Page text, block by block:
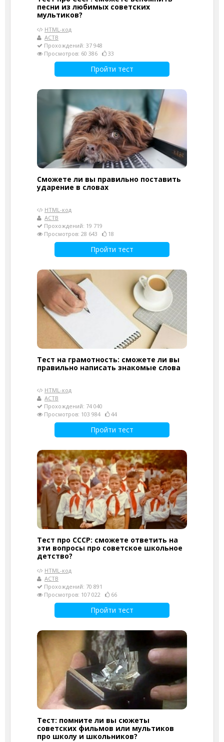
песни из любимых советских
мультиков?
HTML-код
АСТВ
Прохождений: 37 948
Просмотров: 60 386
33
Пройти тест
Сможете ли вы правильно поставить
ударение в словах
HTML-код
АСТВ
Прохождений: 19 719
Просмотров: 28 643
18
Пройти тест
Тест на грамотность: сможете ли вы
правильно написать знакомые слова
HTML-код
АСТВ
Прохождений: 74 040
Просмотров: 103 984
44
Пройти тест
Тест про СССР: сможете ответить на
эти вопросы про советское школьное
детство?
HTML-код
АСТВ
Прохождений: 70 891
Просмотров: 107 022
66
Пройти тест
Тест: помните ли вы сюжеты
советских фильмов или мультиков
про школу и школьников?